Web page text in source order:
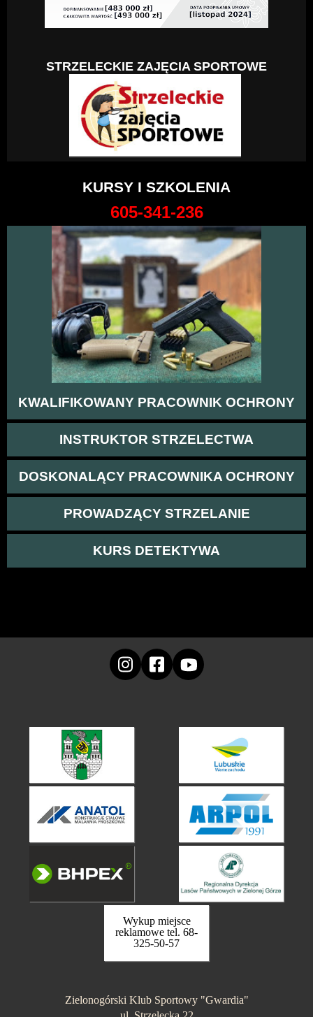
STRZELECKIE ZAJĘCIA SPORTOWE
KURSY I SZKOLENIA
605-341-236
KWALIFIKOWANY PRACOWNIK OCHRONY
INSTRUKTOR STRZELECTWA
DOSKONALĄCY PRACOWNIKA OCHRONY
PROWADZĄCY STRZELANIE
KURS DETEKTYWA
Wykup miejsce
reklamowe tel. 68-
325-50-57
Zielonogórski Klub Sportowy "Gwardia"